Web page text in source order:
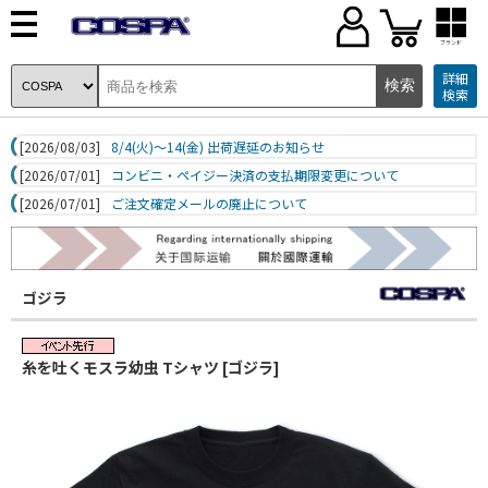
ブランド
詳細
検索
[2026/08/03]
8/4(火)～14(金) 出荷遅延のお知らせ
[2026/07/01]
コンビニ・ペイジー決済の支払期限変更について
[2026/07/01]
ご注文確定メールの廃止について
ゴジラ
糸を吐くモスラ幼虫 Tシャツ [ゴジラ]